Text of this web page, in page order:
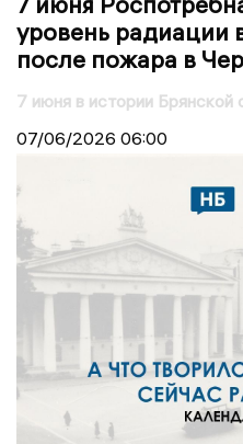
уровень радиации
после пожара в
7 июня в истории Брянской
07/06/2026 06:00